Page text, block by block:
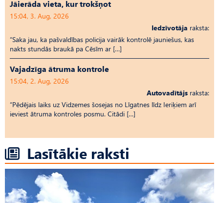
Jāierāda vieta, kur trokšņot
15:04, 3. Aug, 2026
Iedzīvotāja raksta:
“Saka jau, ka pašvaldības policija vairāk kontrolē jauniešus, kas
nakts stundās braukā pa Cēsīm ar […]
Vajadzīga ātruma kontrole
15:04, 2. Aug, 2026
Autovadītājs raksta:
“Pēdējais laiks uz Vid­ze­mes šosejas no Līgatnes līdz Ieriķiem arī
ieviest ātruma kontroles posmu. Citādi […]
Lasītākie raksti